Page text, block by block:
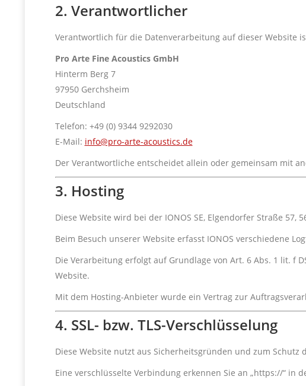
2. Verantwortlicher
Verantwortlich für die Datenverarbeitung auf dieser Website
Pro Arte Fine Acoustics GmbH
Hinterm Berg 7
97950 Gerchsheim
Deutschland
Telefon: +49 (0) 9344 9292030
E-Mail: info@pro-arte-acoustics.de
Der Verantwortliche entscheidet allein oder gemeinsam mit
3. Hosting
Diese Website wird bei der IONOS SE, Elgendorfer Straße 57,
Beim Besuch unserer Website erfasst IONOS verschiedene
Die Verarbeitung erfolgt auf Grundlage von Art. 6 Abs. 1 lit. f
Website.
Mit dem Hosting-Anbieter wurde ein Vertrag zur
4. SSL- bzw. TLS-Verschlüsselung
Diese Website nutzt aus Sicherheitsgründen und zum Schutz
Eine verschlüsselte Verbindung erkennen Sie an „https://“ in